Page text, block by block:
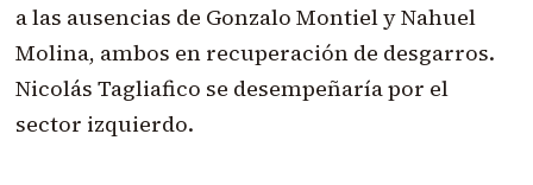
a las ausencias de Gonzalo Montiel y Nahuel
Molina, ambos en recuperación de desgarros.
Nicolás Tagliafico se desempeñaría por el
sector izquierdo.